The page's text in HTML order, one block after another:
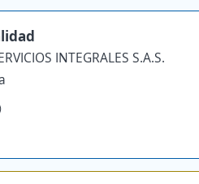
INTEGRALES S.A.S.